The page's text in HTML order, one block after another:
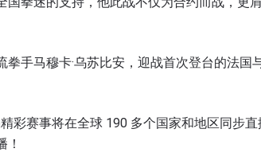
手马穆卡·乌苏比安，迎战首次登台的法国
彩赛事将在全球 190 多个国家和地区同步直
！